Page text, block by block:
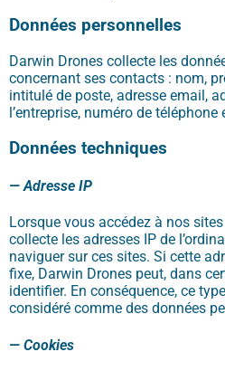
Données personnelles
Darwin Drones collecte les
concernant ses contacts : nom,
intitulé de poste, adresse email,
l’entreprise, numéro de téléphone
Données techniques
— Adresse IP
Lorsque vous accédez à nos
collecte les adresses IP de
naviguer sur ces sites. Si cette
fixe, Darwin Drones peut, dans
identifier. En conséquence, ce
considéré comme des données
— Cookies